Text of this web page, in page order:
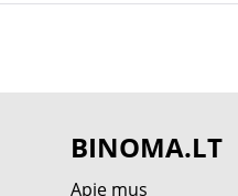
BINOMA.LT
Apie mus